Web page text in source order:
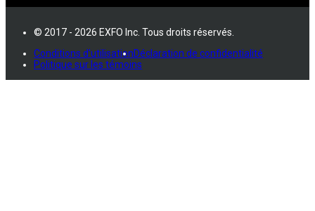
© 2017 - 2026 EXFO Inc. Tous droits réservés.
Conditions d'utilisationDéclaration de confidentialité
Politique sur les témoins